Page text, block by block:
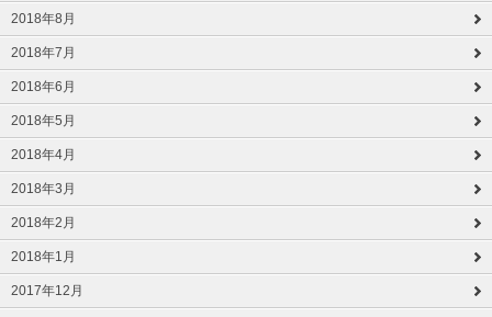
2018年8月
2018年7月
2018年6月
2018年5月
2018年4月
2018年3月
2018年2月
2018年1月
2017年12月